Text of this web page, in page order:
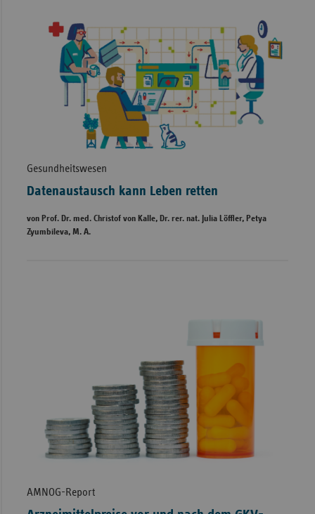
Gesundheitswesen
Datenaustausch kann Leben retten
von Prof. Dr. med. Christof von Kalle, Dr. rer. nat. Julia Löffler, Petya
Zyumbileva, M. A.
AMNOG-Report